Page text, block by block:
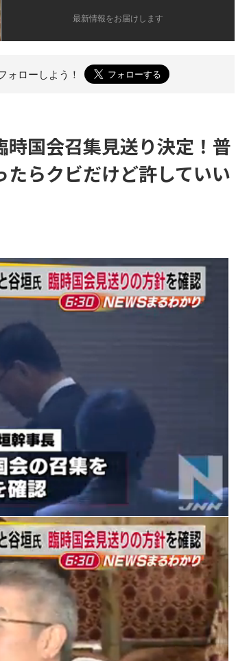
最新情報をお届けします
ォローしよう！
時国会召集見送り決定！普
らクビだけど許していい